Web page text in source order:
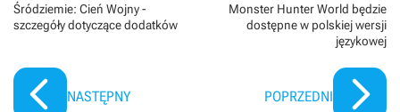
Śródziemie: Cień Wojny -
szczegóły dotyczące dodatków
NASTĘPNY
Monster Hunter World będzie
dostępne w polskiej wersji
językowej
POPRZEDNI